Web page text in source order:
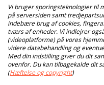
Vi bruger sporingsteknologier til
på serversiden samt
indebære brug af cookies,
tværs af enheder. Vi indlejrer
(videoplatforme) på vores
videre databehandling og
Med din indstilling giver du dit
ovenfor. Du kan tilbagekalde dit
(Hæftelse og copyright)